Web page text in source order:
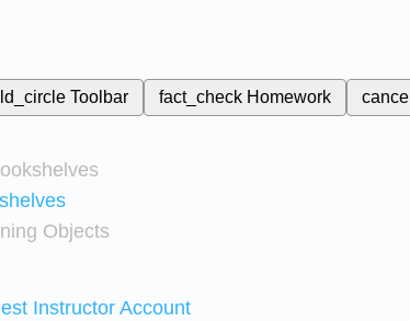
Toolbar fact_check Homework cancel
Objects
Instructor Account